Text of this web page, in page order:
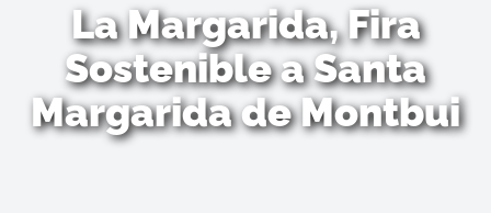
La Margarida, Fira
Sostenible a Santa
Margarida de Montbui